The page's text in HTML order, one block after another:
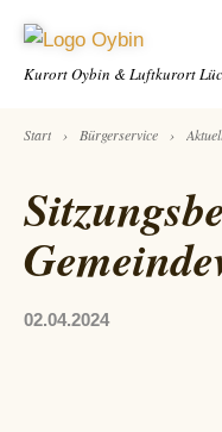
Kurort Oybin &Luftkurort
Start › Bürgerservice ›
02.04.2024